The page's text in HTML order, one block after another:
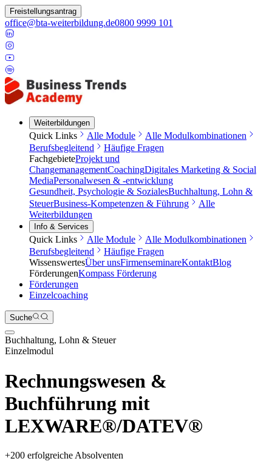
Freistellungsantrag
office@bta-weiterbildung.de0800 9999 101
Weiterbildungen
Quick Links Alle Module
Alle Modulkombinationen
Berufsbegleitend
Häufige Fragen
FachgebieteProjekt und
ChangemanagementCoachingDigitales Marketing & Social
MediaPersonalwesen & -entwicklung
Gesundheit, Psychologie & SozialesBuchhaltung, Lohn &
SteuerBusiness-Kompetenzen & Führung
Alle
Weiterbildungen
Info & Services
Quick Links Alle Module
Alle Modulkombinationen
Berufsbegleitend
Häufige Fragen
WissenswertesÜber unsFirmenseminareKontaktBlog
FörderungenKompass Förderung
Förderungen
Einzelcoaching
Suche
Buchhaltung, Lohn & Steuer
Einzelmodul
Rechnungswesen &
Buchführung mit
LEXWARE®/DATEV®
+200 erfolgreiche Absolventen